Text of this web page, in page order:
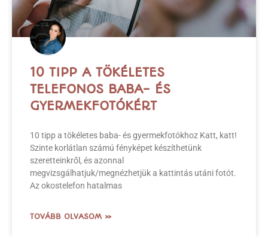
ESKÜVŐRE💌
Az esküvői készülődés egyik legizgalmasabb pillanata,
amikor végre kiválaszthatod az esküvői meghívókat!
vesznek, és máris
TOVÁBB OLVASOM »